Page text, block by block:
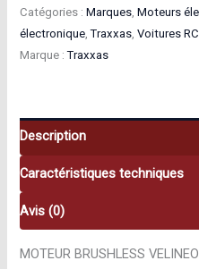
Moteur
Brushless
Velineon
3461
Catégories :Marques ,Moteurs
électronique ,Traxxas ,Voitures RC
Marque :Traxxas
Description
Caractéristiques techniques
Avis (0)
MOTEUR BRUSHLESS